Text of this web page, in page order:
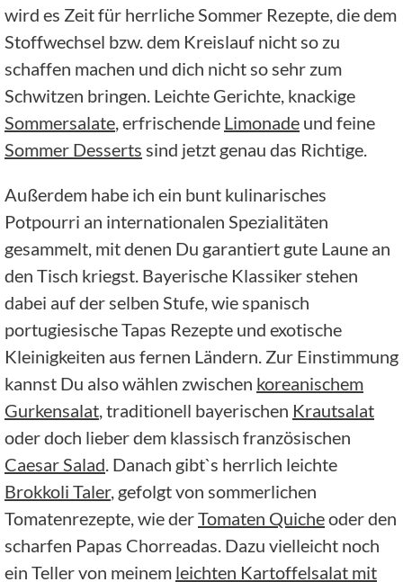
wird es Zeit für herrliche Sommer Rezepte, die dem
Stoffwechsel bzw. dem Kreislauf nicht so zu
schaffen machen und dich nicht so sehr zum
Schwitzen bringen. Leichte Gerichte, knackige
Sommersalate, erfrischende Limonade und feine
Sommer Desserts sind jetzt genau das Richtige.
Außerdem habe ich ein bunt kulinarisches
Potpourri an internationalen Spezialitäten
gesammelt, mit denen Du garantiert gute Laune an
den Tisch kriegst. Bayerische Klassiker stehen
dabei auf der selben Stufe, wie spanisch
portugiesische Tapas Rezepte und exotische
Kleinigkeiten aus fernen Ländern. Zur Einstimmung
kannst Du also wählen zwischen koreanischem
Gurkensalat, traditionell bayerischen Krautsalat
oder doch lieber dem klassisch französischen
Caesar Salad. Danach gibt`s herrlich leichte
Brokkoli Taler, gefolgt von sommerlichen
Tomatenrezepte, wie derTomaten Quicheoder den
scharfen Papas Chorreadas. Dazu vielleicht noch
ein Teller von meinem leichten Kartoffelsalat mit